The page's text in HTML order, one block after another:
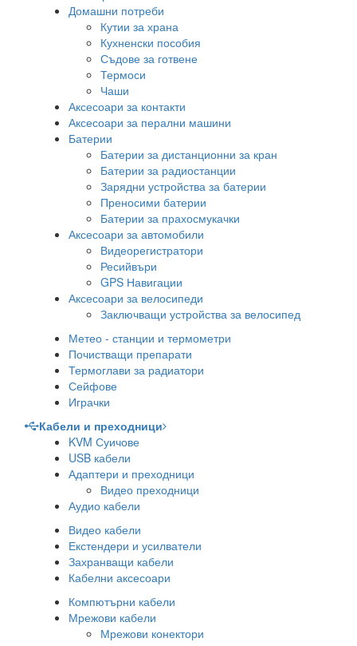
Домашни потреби
Кутии за храна
Кухненски пособия
Съдове за готвене
Термоси
Чаши
Аксесоари за контакти
Аксесоари за перални машини
Батерии
Батерии за дистанционни за кран
Батерии за радиостанции
Зарядни устройства за батерии
Преносими батерии
Батерии за прахосмукачки
Аксесоари за автомобили
Видеорегистратори
Ресийвъри
GPS Навигации
Аксесоари за велосипеди
Заключващи устройства за велосипед
Метео - станции и термометри
Почистващи препарати
Термоглави за радиатори
Сейфове
Играчки
Кабели и преходници
KVM Суичове
USB кабели
Адаптери и преходници
Видео преходници
Аудио кабели
Видео кабели
Екстендери и усилватели
Захранващи кабели
Кабелни аксесоари
Компютърни кабели
Мрежови кабели
Мрежови конектори